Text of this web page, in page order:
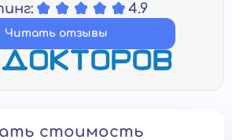
4.9
Читать отзывы
стоимость